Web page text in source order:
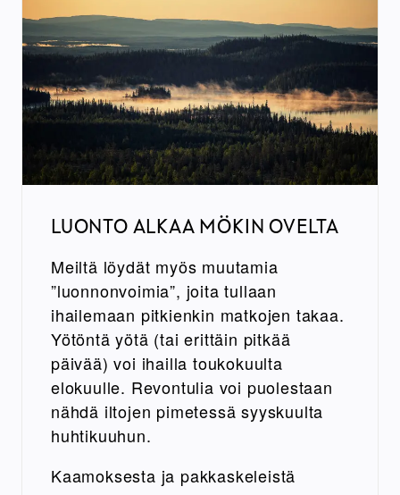
LUONTO ALKAA MÖKIN OVELTA
Meiltä löydät myös muutamia
”luonnonvoimia”, joita tullaan
ihailemaan pitkienkin matkojen takaa.
Yötöntä yötä (tai erittäin pitkää
päivää) voi ihailla toukokuulta
elokuulle. Revontulia voi puolestaan
nähdä iltojen pimetessä syyskuulta
huhtikuuhun.
Kaamoksesta ja pakkaskeleistä